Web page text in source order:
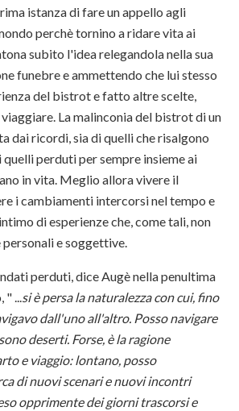
istanza di fare un appello agli
perchè tornino a ridare vita ai
subito l'idea relegandola nella sua
funebre e ammettendo che lui stesso
del bistrot e fatto altre scelte,
La malinconia del bistrot di un
dai ricordi, sia di quelli che risalgono
perduti per sempre insieme ai
in vita. Meglio allora vivere il
i cambiamenti intercorsi nel tempo e
di esperienze che, come tali, non
personali e soggettive.
perduti, dice Augè nella penultima
" ...si è persa la naturalezza con cui, fino
dall'uno all'altro. Posso navigare
deserti. Forse, è la ragione
e viaggio: lontano, posso
di nuovi scenari e nuovi incontri
opprimente dei giorni trascorsi e